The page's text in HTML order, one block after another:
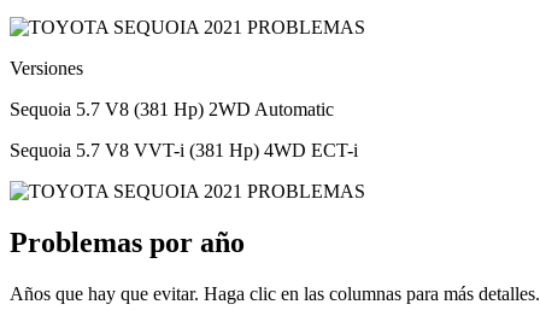
Versiones
Sequoia 5.7 V8 (381 Hp) 2WD Automatic
Sequoia 5.7 V8 VVT-i (381 Hp) 4WD ECT-i
Problemas por año
Años que hay que evitar. Haga clic en las columnas para más detalles.